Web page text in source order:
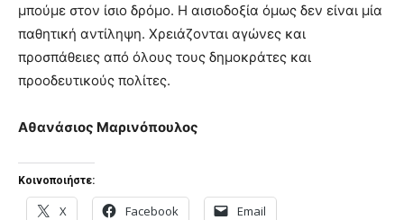
μπούμε στον ίσιο δρόμο. Η αισιοδοξία όμως δεν είναι μία
παθητική αντίληψη. Χρειάζονται αγώνες και
προσπάθειες από όλους τους δημοκράτες και
προοδευτικούς πολίτες.
Αθανάσιος Μαρινόπουλος
Κοινοποιήστε:
X Facebook Email